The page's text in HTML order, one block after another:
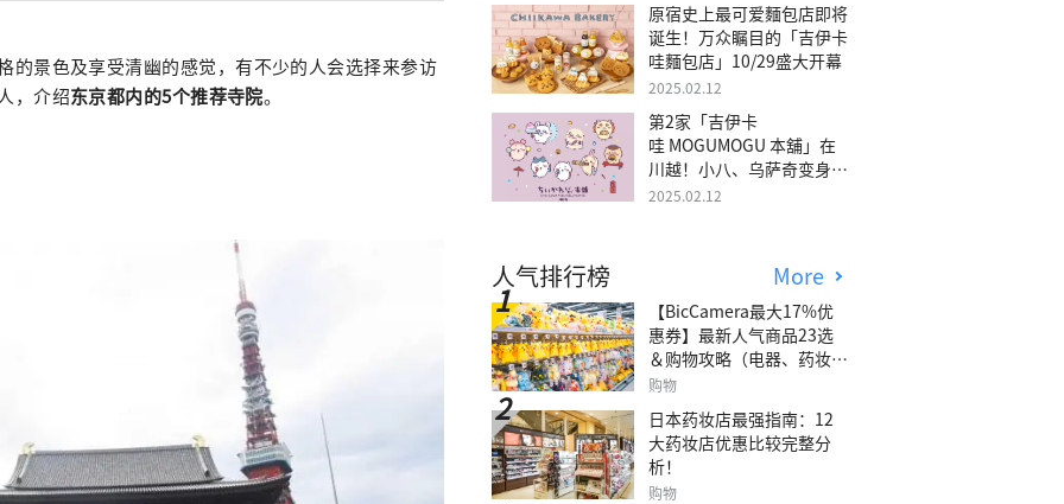
的景色及享受清幽的感觉，有不少的人会选择来参访
，介绍东京都内的5个推荐寺院。
原宿史上最可爱麵包店即将
诞生！万众瞩目的「吉伊卡
哇麵包店」10/29盛大开幕
2025.02.12
第2家「吉伊卡
哇 MOGUMOGU 本舖」在
川越！小八、乌萨奇变身可
爱地瓜！
2025.02.12
人气排行榜 More
【BicCamera最大17%优
惠券】最新人气商品23选
＆购物攻略（电器、药妆、
玩具等）
购物
日本药妆店最强指南：12
大药妆店优惠比较完整分
析！
购物